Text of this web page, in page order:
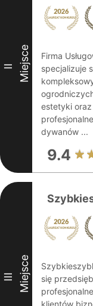
II Miejsce
Firma
specjalizuje
estetyki
dywanów ...
9.4
III Miejsce
się
klientów